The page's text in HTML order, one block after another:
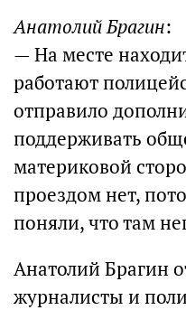
Анатолий Брагин:
— На месте
работают
отправило
поддерживать
материковой
проездом нет,
поняли, что там
Анатолий Брагин
журналисты и